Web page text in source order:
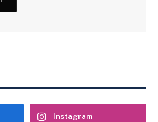
Instagram